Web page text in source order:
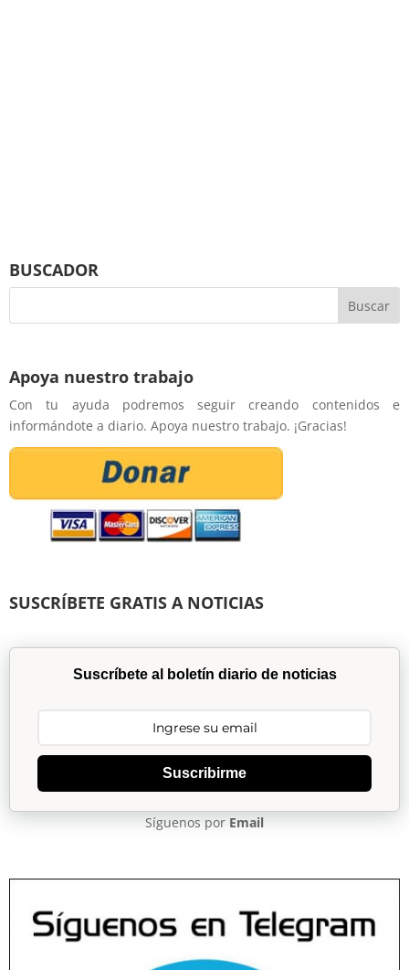
BUSCADOR
Apoya nuestro trabajo
Con tu ayuda podremos seguir creando contenidos e
informándote a diario. Apoya nuestro trabajo. ¡Gracias!
SUSCRÍBETE GRATIS A NOTICIAS
Suscríbete al boletín diario de noticias
Suscribirme
Síguenos por Email